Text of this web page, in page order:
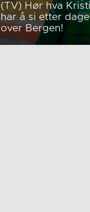
(TV) Hør hva
har å si etter
over Bergen!